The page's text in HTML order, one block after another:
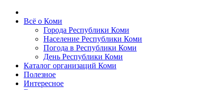
Всё о Коми
Города Республики Коми
Население Республики Коми
Погода в Республики Коми
День Республики Коми
Каталог организаций Коми
Полезное
Интересное